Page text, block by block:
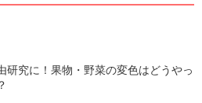
研究に！果物・野菜の変色はどうやっ